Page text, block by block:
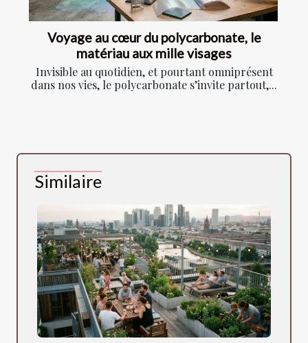
Voyage au cœur du polycarbonate, le
matériau aux mille visages
Invisible au quotidien, et pourtant omniprésent
dans nos vies, le polycarbonate s’invite partout,...
Similaire